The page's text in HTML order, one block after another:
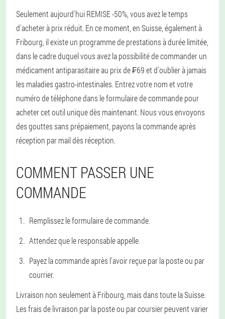
Seulement aujourd'hui REMISE -50%, vous avez le temps
d'acheter à prix réduit. En ce moment, en Suisse, également à
Fribourg, il existe un programme de prestations à durée limitée,
dans le cadre duquel vous avez la possibilité de commander un
médicament antiparasitaire au prix de ₣69 et d'oublier à jamais
les maladies gastro-intestinales. Entrez votre nom et votre
numéro de téléphone dans le formulaire de commande pour
acheter cet outil unique dès maintenant. Nous vous envoyons
des gouttes sans prépaiement, payons la commande après
réception par mail dès réception.
COMMENT PASSER UNE
COMMANDE
Remplissez le formulaire de commande.
Attendez que le responsable appelle.
Payez la commande après l'avoir reçue par la poste ou par
courrier.
Livraison non seulement à Fribourg, mais dans toute la Suisse.
Les frais de livraison par la poste ou par coursier peuvent varier